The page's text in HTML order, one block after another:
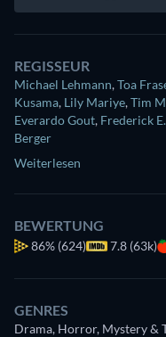
REGISSEUR
Michael Lehmann,Toa
Kusama, Lily Mariye,Tim
Everardo Gout, Frederick
Berger
Weiterlesen
BEWERTUNG
86% (624) 7.8 (63k)
GENRES
Drama, Horror, Mystery &